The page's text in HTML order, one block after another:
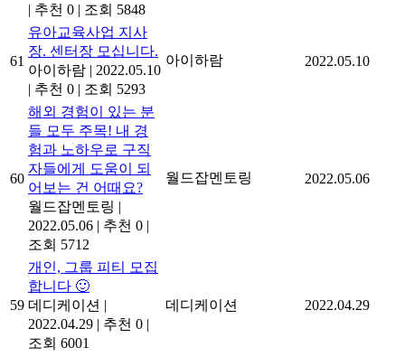
| 추천 0 | 조회 5848
61
유아교육사업 지사
장. 센터장 모십니다.
아이하람 | 2022.05.10
| 추천 0 | 조회 5293
아이하람 2022.05.10
60
해외 경험이 있는 분
들 모두 주목! 내 경
험과 노하우로 구직
자들에게 도움이 되
어보는 건 어때요?
월드잡멘토링 |
2022.05.06 | 추천 0 |
조회 5712
월드잡멘토링 2022.05.06
59
개인, 그룹 피티 모집
합니다 🙂
데디케이션 |
2022.04.29 | 추천 0 |
조회 6001
데디케이션 2022.04.29